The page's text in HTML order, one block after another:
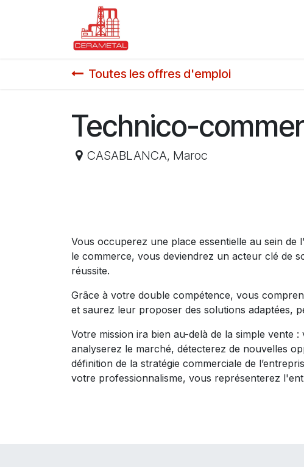
Se rendre au contenu
Toutes les offres d'emploi
Technico-
CASABLANCA, Maroc
Vous occuperez une place essentielle au sein de
le commerce, vous deviendrez un acteur clé de
réussite.
Grâce à votre double compétence, vous
et saurez leur proposer des solutions adaptées,
Votre mission ira bien au-delà de la simple vente
analyserez le marché, détecterez de nouvelles
définition de la stratégie commerciale de
votre professionnalisme, vous représenterez